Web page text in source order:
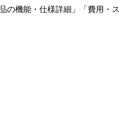
の機能・仕様詳細」「費用